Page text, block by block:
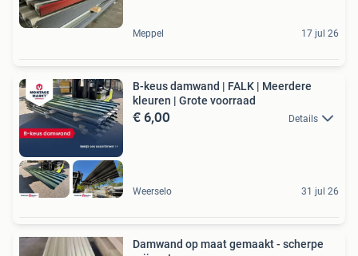
Meppel 17 jul 26
B-keus damwand | FALK | Meerdere
kleuren | Grote voorraad
€ 6,00 Details
Weerselo 31 jul 26
Damwand op maat gemaakt - scherpe